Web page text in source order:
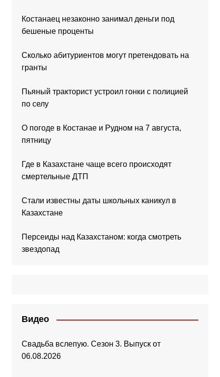
Костанаец незаконно занимал деньги под
бешеные проценты
Сколько абитуриентов могут претендовать на
гранты
Пьяный тракторист устроил гонки с полицией
по селу
О погоде в Костанае и Рудном на 7 августа,
пятницу
Где в Казахстане чаще всего происходят
смертельные ДТП
Стали известны даты школьных каникул в
Казахстане
Персеиды над Казахстаном: когда смотреть
звездопад
Видео
Свадьба вслепую. Сезон 3. Выпуск от
06.08.2026